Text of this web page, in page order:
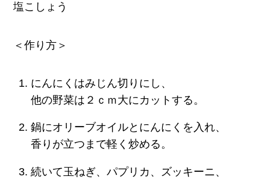
塩こしょう
＜作り方＞
にんにくはみじん切りにし、
他の野菜は２ｃｍ大にカットする。
鍋にオリーブオイルとにんにくを入れ、
香りが立つまで軽く炒める。
続いて玉ねぎ、パプリカ、ズッキーニ、